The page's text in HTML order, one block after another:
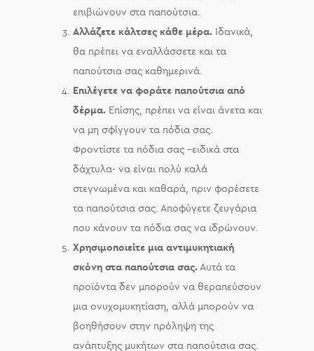
επιβιώνουν στα παπούτσια.
Αλλάζετε κάλτσες κάθε μέρα. Ιδανικά,
θα πρέπει να εναλλάσσετε και τα
παπούτσια σας καθημερινά.
Επιλέγετε να φοράτε παπούτσια από
δέρμα. Επίσης, πρέπει να είναι άνετα και
να μη σφίγγουν τα πόδια σας.
Φροντίστε τα πόδια σας –ειδικά στα
δάχτυλα- να είναι πολύ καλά
στεγνωμένα και καθαρά, πριν φορέσετε
τα παπούτσια σας. Αποφύγετε ζευγάρια
που κάνουν τα πόδια σας να ιδρώνουν.
Χρησιμοποιείτε μια αντιμυκητιακή
σκόνη στα παπούτσια σας. Αυτά τα
προϊόντα δεν μπορούν να θεραπεύσουν
μια ονυχομυκητίαση, αλλά μπορούν να
βοηθήσουν στην πρόληψη της
ανάπτυξης μυκήτων στα παπούτσια σας.